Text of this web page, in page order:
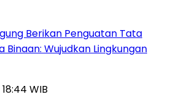
Berikan Penguatan Tata
Wujudkan Lingkungan
WIB